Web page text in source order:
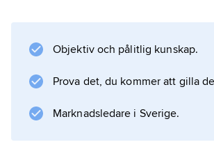
och
polymerisation
sig tätt tillsammans längs
Objektiv och pålitlig kunskap.
Prova det, du kommer att gilla
Marknadsledare i Sverige.